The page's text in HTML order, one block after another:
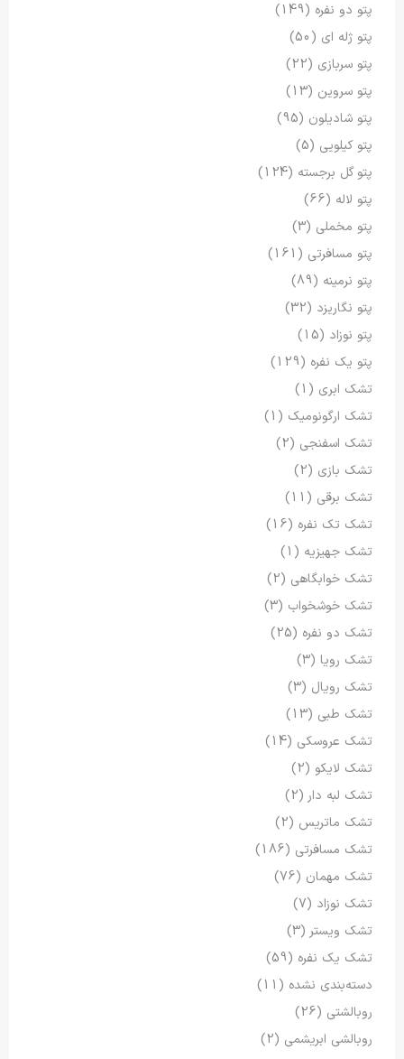
پتو دو نفره (149)
پتو ژله ای (50)
پتو سربازی (22)
پتو سروین (13)
پتو شادیلون (95)
پتو کیلویی (5)
پتو گل برجسته (124)
پتو لاله (66)
پتو مخملی (3)
پتو مسافرتی (161)
پتو نرمینه (89)
پتو نگاریزد (32)
پتو نوزاد (15)
پتو یک نفره (129)
تشک ابری (1)
تشک ارگونومیک (1)
تشک اسفنجی (2)
تشک بازی (2)
تشک برقی (11)
تشک تک نفره (16)
تشک جهیزیه (1)
تشک خوابگاهی (2)
تشک خوشخواب (3)
تشک دو نفره (25)
تشک رویا (3)
تشک رویال (3)
تشک طبی (13)
تشک عروسکی (14)
تشک لایکو (2)
تشک لبه دار (2)
تشک ماتریس (2)
تشک مسافرتی (186)
تشک مهمان (76)
تشک نوزاد (7)
تشک ویستر (3)
تشک یک نفره (59)
دسته‌بندی نشده (11)
روبالشتی (26)
روبالشی ابریشمی (2)